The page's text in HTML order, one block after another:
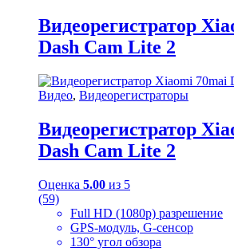
Видеорегистратор
Dash Cam Lite 2
Видео, Видеорегистраторы
Видеорегистратор
Dash Cam Lite 2
Оценка 5.00 из 5
(59)
Full HD (1080p) разрешение
GPS-модуль, G-сенсор
130° угол обзора